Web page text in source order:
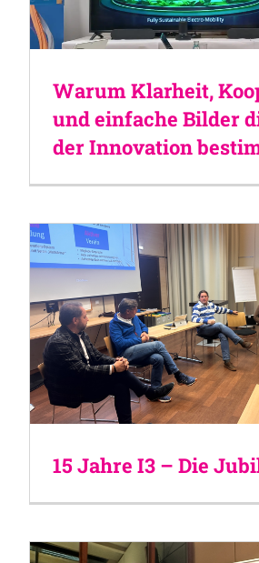
Warum Klarheit,
und einfache Bilder
der Innovation
15 Jahre I3 – Die